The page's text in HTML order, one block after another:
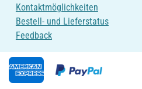
Kontaktmöglichkeiten
Bestell- und Lieferstatus
Feedback